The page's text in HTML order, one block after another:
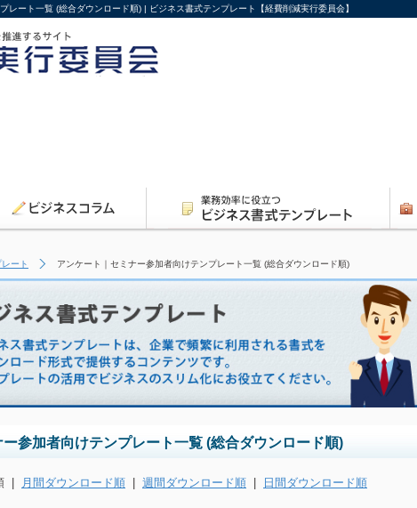
レート一覧 (総合ダウンロード順) | ビジネス書式テンプレート【経費削減実行委員会】
ート アンケート｜セミナー参加者向けテンプレート一覧 (総合ダウンロード順)
参加者向けテンプレート一覧 (総合ダウンロード順)
| 月間ダウンロード順 | 週間ダウンロード順 | 日間ダウンロード順